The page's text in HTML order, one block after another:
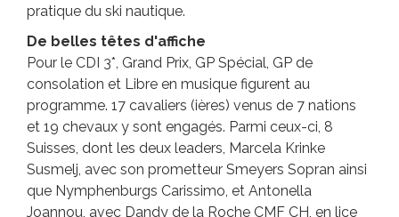
pratique du ski nautique.
De belles têtes d'affiche
Pour le CDI 3*, Grand Prix, GP Spécial, GP de
consolation et Libre en musique figurent au
programme. 17 cavaliers (ières) venus de 7 nations
et 19 chevaux y sont engagés. Parmi ceux-ci, 8
Suisses, dont les deux leaders, Marcela Krinke
Susmelj, avec son prometteur Smeyers Sopran ainsi
que Nymphenburgs Carissimo, et Antonella
Joannou, avec Dandy de la Roche CMF CH, en lice